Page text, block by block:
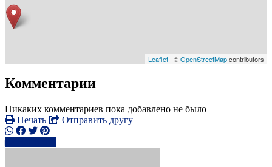
Leaflet | ©OpenStreetMapcontributors
Комментарии
Никаких комментариев пока добавлено не было
Печать
Отправить другу